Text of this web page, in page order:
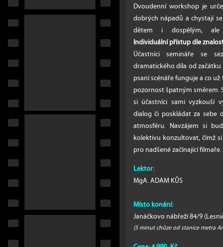
Dvoudenní workshop je
dobrých nápadů a chystají
dětem i dospělým,
Individuální přístup dle
Účastníci semináře se
dramatického díla od
psaní scénáře funguje a co
pozornost špatným směrem.
si účastníci sami vyzkouší
dialog či poskládat za sebe
atmosféru. Navzájem si
kolektivu konzultovat, čímž
pro nadšené začínající filmaře.
Lektor:
MgA. ADAM KŮS
Místo konání:
Janáčkovo nábřeží 84/9
(5 minut chůze od stanice metra